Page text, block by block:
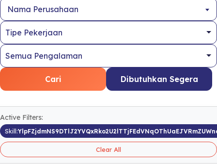
Nama Perusahaan
Cari Dibutuhkan Segera
Active Filters:
Skill:
Clear All